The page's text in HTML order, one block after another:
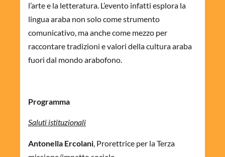
l’arte e la letteratura. L’evento infatti esplora la
lingua araba non solo come strumento
comunicativo, ma anche come mezzo per
raccontare tradizioni e valori della cultura araba
fuori dal mondo arabofono.
Programma
Saluti istituzionali
Antonella Ercolani , Prorettrice per la Terza